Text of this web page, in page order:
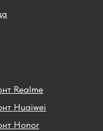
Realme
Huaiwei
Honor